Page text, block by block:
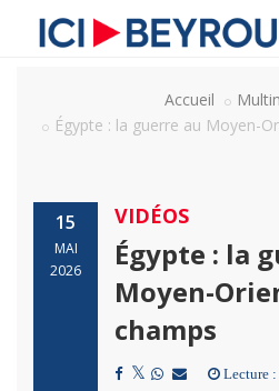
Accueil
Égypte : la guerre au Moyen-
15
MAI
2026
VIDÉOS
Égypte : la
Moyen-
champs
Lecture